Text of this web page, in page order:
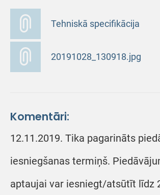
Tehniskā specifikācija
20191028_130918.jpg
Komentāri:
12.11.2019. Tika pagarināts
iesniegšanas termiņš.
aptaujai var iesniegt/atsūtīt līdz